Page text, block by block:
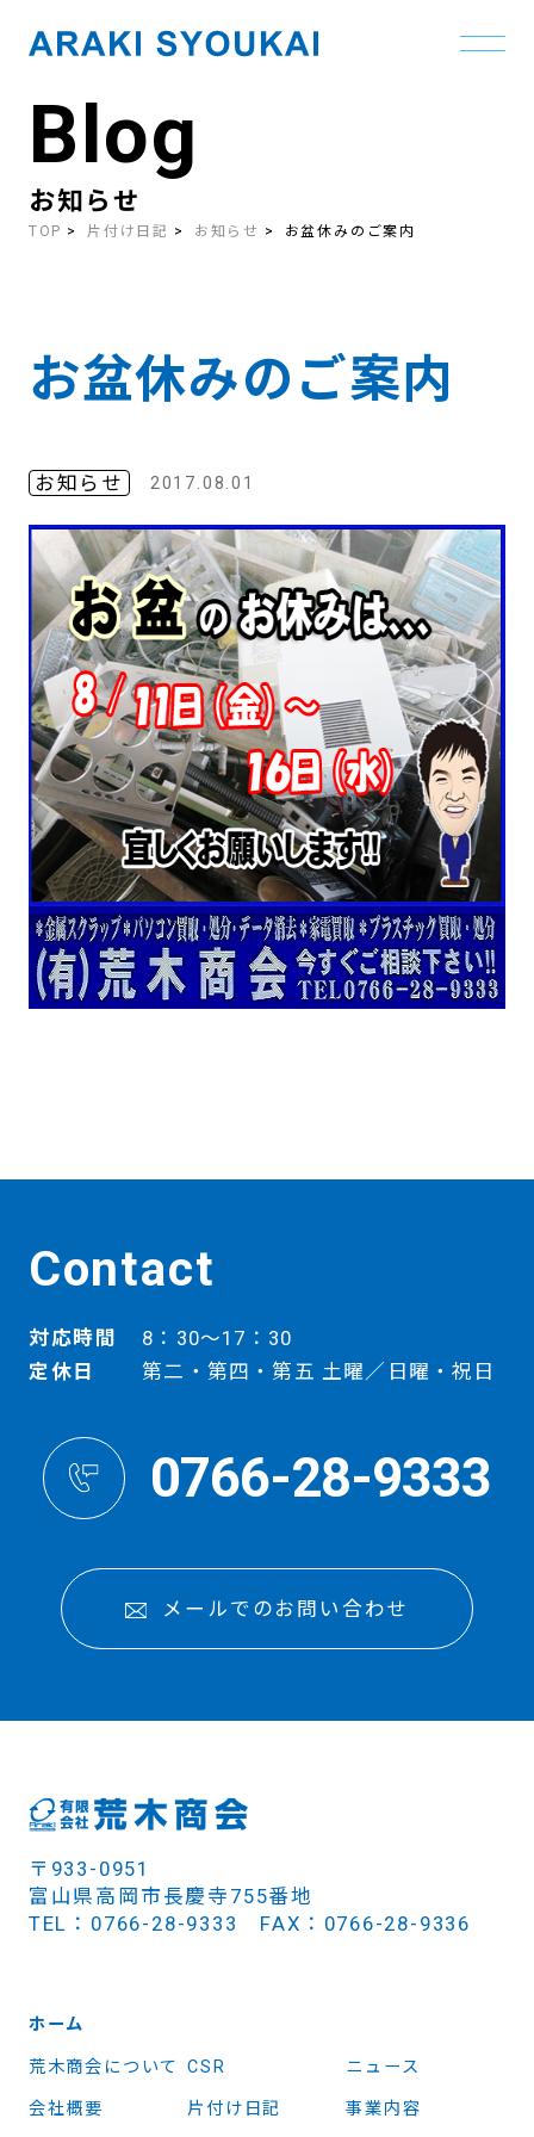
contentBlog
お知らせ
TOP 片付け日記 お知らせ お盆休みのご案内
お盆休みのご案内
お知らせ 2017.08.01
Contact
対応時間
8：30～17：30
定休日
第二・第四・第五 土曜／日曜・祝日
0766-28-9333
メールでのお問い合わせ
〒933-0951
富山県高岡市長慶寺755番地
TEL：0766-28-9333 FAX：0766-28-9336
ホーム
荒木商会について CSR ニュース
会社概要 片付け日記 事業内容